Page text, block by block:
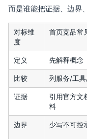
而是谁能把证据、边界
对标维
度
首页竞品常
定义 先解释概念
比较 列服务/工
证据
引用官方文
料
边界 少写不可控